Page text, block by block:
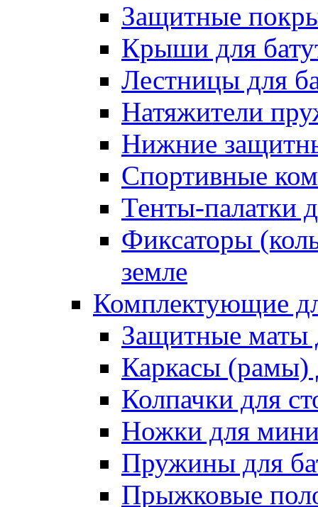
Защитные
Крыши для
Лестницы для
Натяжители
Нижние
Спортивные
Тенты-палатки
Фиксаторы
земле
Комплектующие
Защитные маты
Каркасы (рамы)
Колпачки для
Ножки для
Пружины для
Прыжковые